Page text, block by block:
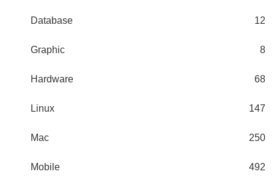
Database 12
Graphic 8
Hardware 68
Linux 147
Mac 250
Mobile 492